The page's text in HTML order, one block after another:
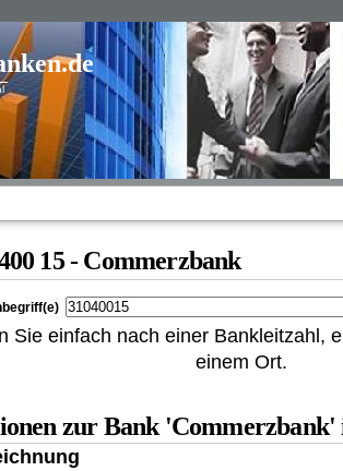
15 - Commerzbank
Sie einfach nach einer Bankleitzahl,
einem Ort.
zur Bank